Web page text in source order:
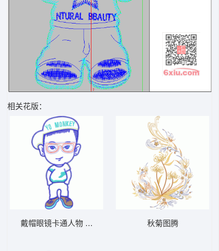
相关花版：
戴帽眼镜卡通人物 贴布人物公仔 秋菊图腾